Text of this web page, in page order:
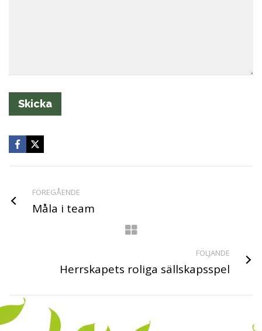
FÖREGÅENDE
Måla i team
FÖLJANDE
Herrskapets roliga sällskapsspel